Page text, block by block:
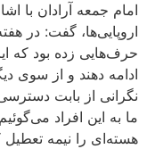
آرادان با اشاره به
گفت: در هفته گذشته
زده بود که ایران فرصت
و از سوی دیگر
بابت دسترسی
افراد می‌گوئیم دورانی
نیمه تعطیل کنید،